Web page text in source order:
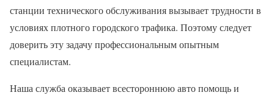
станции технического обслуживания вызывает трудности в
условиях плотного городского трафика. Поэтому следует
доверить эту задачу профессиональным опытным
специалистам.
Наша служба оказывает всестороннюю авто помощь и